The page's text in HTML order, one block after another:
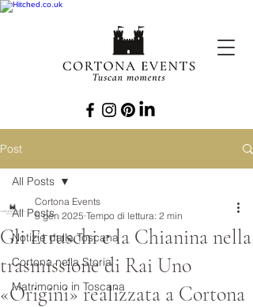
Post
All Posts
Notizie dalla Toscana
Cortona nella Storia
Matrimonio in Toscana
All Posts
Gli Etruschi e la Chianina nella
trasmissione di Rai Uno
«Origini» realizzata a Cortona
Cortona Events
5 gen 2025 Tempo di lettura: 2 min